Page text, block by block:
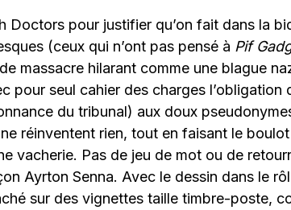
Doctors pour justifier qu’on fait dans la
(ceux qui n’ont pas pensé à Pif
massacre hilarant comme une blague
pour seul cahier des charges l’obligation
du tribunal) aux doux
réinventent rien, tout en faisant le
vacherie. Pas de jeu de mot ou de
Ayrton Senna. Avec le dessin dans le
sur des vignettes taille timbre-poste,